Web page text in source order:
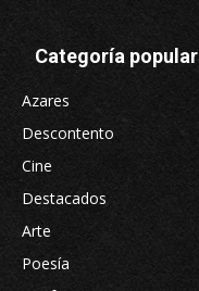
Categoría popular
Azares
Descontento
Cine
Destacados
Arte
Poesía